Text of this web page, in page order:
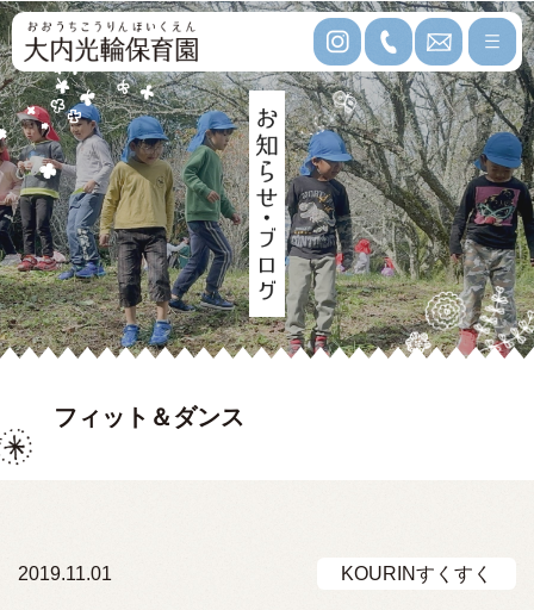
フィット＆ダンス
2019.11.01 KOURINすくすく